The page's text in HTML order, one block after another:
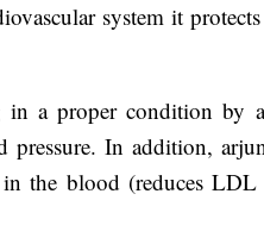
system it
a proper condition by
In addition,
the blood (reduces LDL